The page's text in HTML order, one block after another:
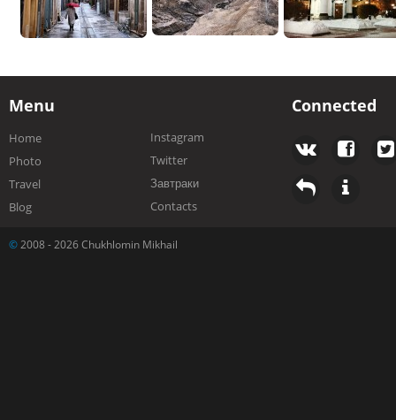
Menu
Home
Photo
Travel
Blog
Instagram
Twitter
Завтраки
Contacts
Connected
© 2008 - 2026 Chukhlomin Mikhail